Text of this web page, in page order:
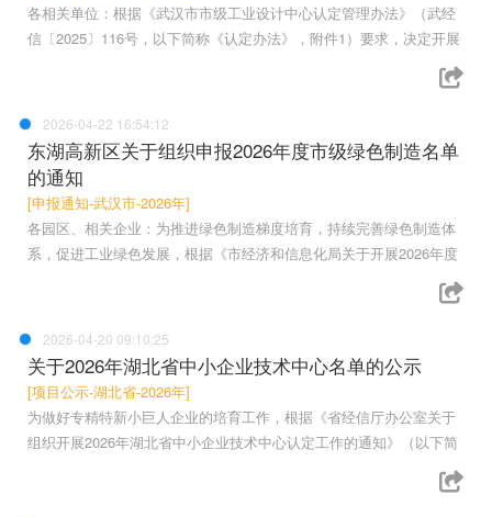
各相关单位：根据《武汉市市级工业设计中心认定管理办法》（武经
信〔2025〕116号，以下简称《认定办法》，附件1）要求，决定开展
2026-04-22 16:54:12
东湖高新区关于组织申报2026年度市级绿色制造名单
的通知
[申报通知-武汉市-2026年]
各园区、相关企业：为推进绿色制造梯度培育，持续完善绿色制造体
系，促进工业绿色发展，根据《市经济和信息化局关于开展2026年度
2026-04-20 09:10:25
关于2026年湖北省中小企业技术中心名单的公示
[项目公示-湖北省-2026年]
为做好专精特新小巨人企业的培育工作，根据《省经信厅办公室关于
组织开展2026年湖北省中小企业技术中心认定工作的通知》（以下简